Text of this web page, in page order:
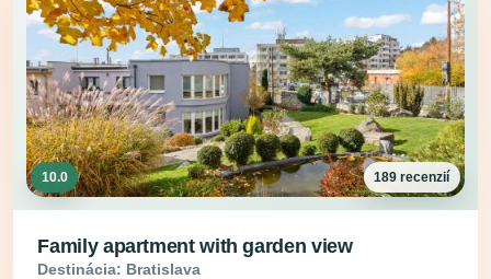
10.0 189 recenzií
Family apartment with garden view
Destinácia: Bratislava